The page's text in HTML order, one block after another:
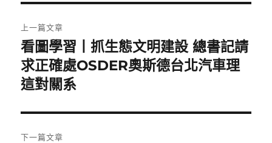
章
導
覽
上一篇文章
上
一
篇
章:
看圖學習丨抓生態文明建設 總書記請
求正確處OSDER奧斯德台北汽車理
這對關系
下一篇文章